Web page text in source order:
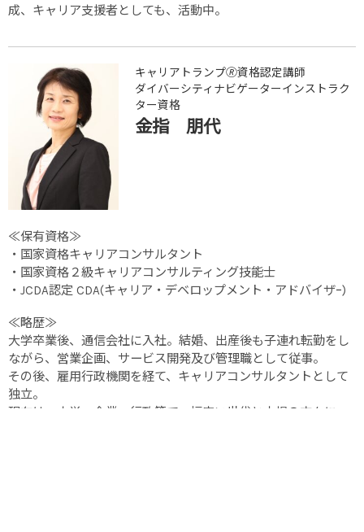
成、キャリア支援者としても、活動中。
キャリアトランプ🄬資格認定講師
ダイバーシティナビゲーターインストラク
ター資格
金指 朋代
≪保有資格≫
・国家資格キャリアコンサルタント
・国家資格２級キャリアコンサルティング技能士
・JCDA認定 CDA(キャリア・デベロップメント・アドバイザｰ)
≪略歴≫
大学卒業後、通信会社に入社。結婚、出産後も子連れ転勤をし
ながら、営業企画、サービス開発及び管理職として従事。
その後、雇用行政機関を経て、キャリアコンサルタントとして
独立。
現在は、大学、企業、行政等で、幅広い世代と立場の方々に、